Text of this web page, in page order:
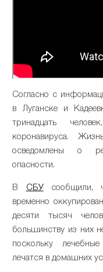
Согласно с
в Луганске и
тринадцать
коронавируса.
осведомлены о
опасности.
В СБУ сообщили,
временно
десяти тысяч
большинству из них
поскольку
лечатся в домашних